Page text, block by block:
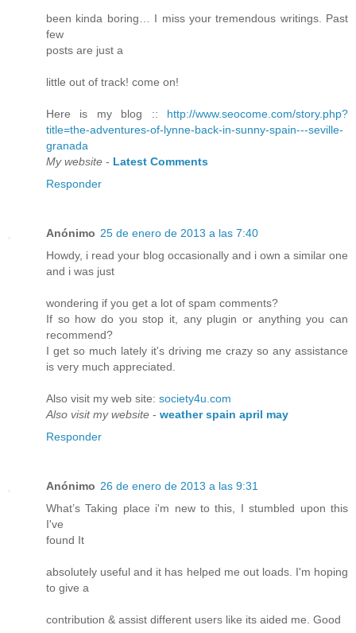
been kinda boring… I miss your tremendous writings. Past
few
posts are just a
little out of track! come on!
Here is my blog :: http://www.seocome.com/story.php?
title=the-adventures-of-lynne-back-in-sunny-spain---seville-
granada
My website - Latest Comments
Responder
Anónimo 25 de enero de 2013 a las 7:40
Howdy, i read your blog occasionally and i own a similar one
and i was just
wondering if you get a lot of spam comments?
If so how do you stop it, any plugin or anything you can
recommend?
I get so much lately it's driving me crazy so any assistance
is very much appreciated.
Also visit my web site: society4u.com
Also visit my website - weather spain april may
Responder
Anónimo 26 de enero de 2013 a las 9:31
What’s Taking place i'm new to this, I stumbled upon this
I've
found It
absolutely useful and it has helped me out loads. I'm hoping
to give a
contribution & assist different users like its aided me. Good